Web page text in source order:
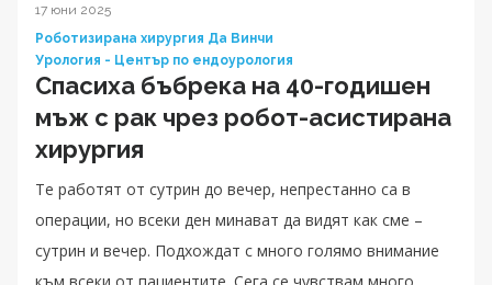
17 юни 2025
Роботизирана хирургия Да Винчи
Урология - Център по ендоурология
Спасиха бъбрека на 40-годишен
мъж с рак чрез робот-асистирана
хирургия
Те работят от сутрин до вечер, непрестанно са в
операции, но всеки ден минават да видят как сме –
сутрин и вечер. Подхождат с много голямо внимание